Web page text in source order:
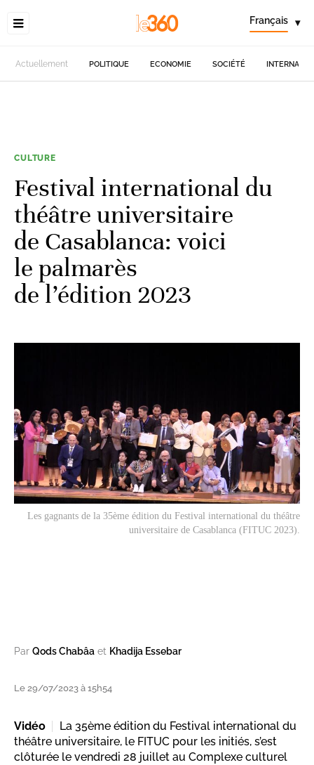
Français ▾
Actuellement POLITIQUE ECONOMIE SOCIÉTÉ
CULTURE
Festival international du
théâtre universitaire
de Casablanca: voici
le palmarès
de l’édition 2023
Les gagnants de la 35ème édition du Festival international du théâtre
universitaire de Casablanca (FITUC 2023).
Par Qods Chabâa et Khadija Essebar
Le 29/07/2023 à 15h54
Vidéo
La 35ème édition du Festival international du
théâtre universitaire, le FITUC pour les initiés, s’est
clôturée le vendredi 28 juillet au Complexe culturel